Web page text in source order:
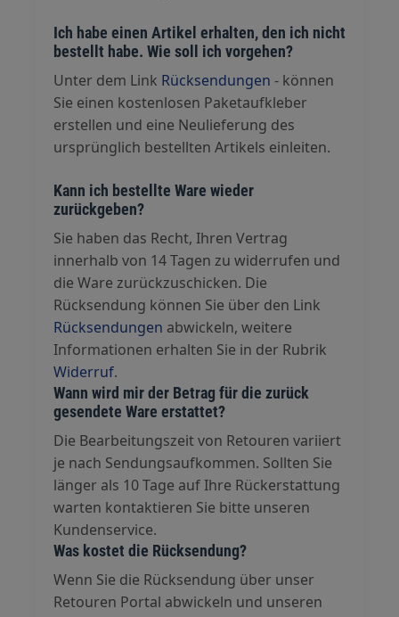
Ich habe einen Artikel erhalten, den ich nicht
bestellt habe. Wie soll ich vorgehen?
Unter dem Link Rücksendungen - können
Sie einen kostenlosen Paketaufkleber
erstellen und eine Neulieferung des
ursprünglich bestellten Artikels einleiten.
Kann ich bestellte Ware wieder
zurückgeben?
Sie haben das Recht, Ihren Vertrag
innerhalb von 14 Tagen zu widerrufen und
die Ware zurückzuschicken. Die
Rücksendung können Sie über den Link
Rücksendungen abwickeln, weitere
Informationen erhalten Sie in der Rubrik
Widerruf.
Wann wird mir der Betrag für die zurück
gesendete Ware erstattet?
Die Bearbeitungszeit von Retouren variiert
je nach Sendungsaufkommen. Sollten Sie
länger als 10 Tage auf Ihre Rückerstattung
warten kontaktieren Sie bitte unseren
Kundenservice.
Was kostet die Rücksendung?
Wenn Sie die Rücksendung über unser
Retouren Portal abwickeln und unseren